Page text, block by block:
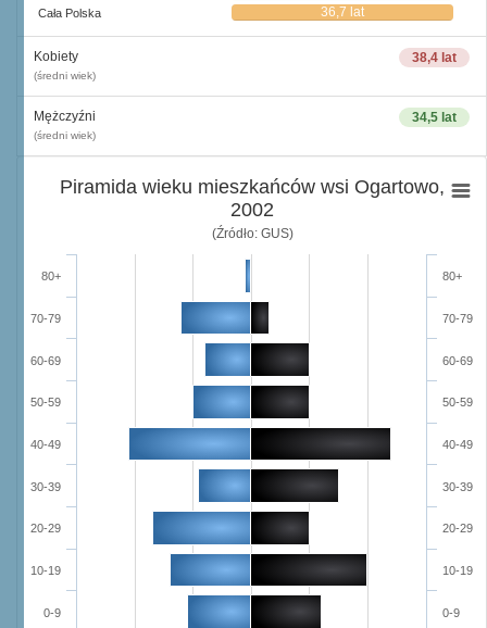
Cała Polska 36,7 lat
38,4 lat
Kobiety
(średni wiek)
34,5 lat
Mężczyźni
(średni wiek)
Piramida wieku mieszkańców wsi Ogartowo,
2002
(Źródło: GUS)
0-9
10-19
20-29
30-39
40-49
50-59
60-69
70-79
80+
0-9
10-19
20-29
30-39
40-49
50-59
60-69
70-79
80+